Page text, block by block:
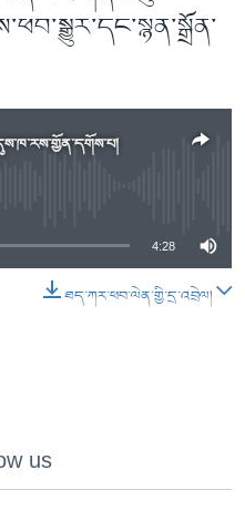
available
4:28
ཐད་ཀར་ཕབ་ལེན་གྱི་དྲ་འབྲེལ།
us